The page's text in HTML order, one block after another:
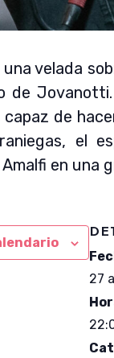
velada
de
capaz de
el
en una
27